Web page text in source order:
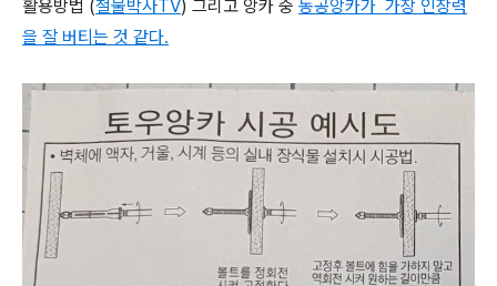
활용방법 (철물박사TV) 그리고 앙카 중 동공앙카가 가장 인장력
을 잘 버티는 것 같다.